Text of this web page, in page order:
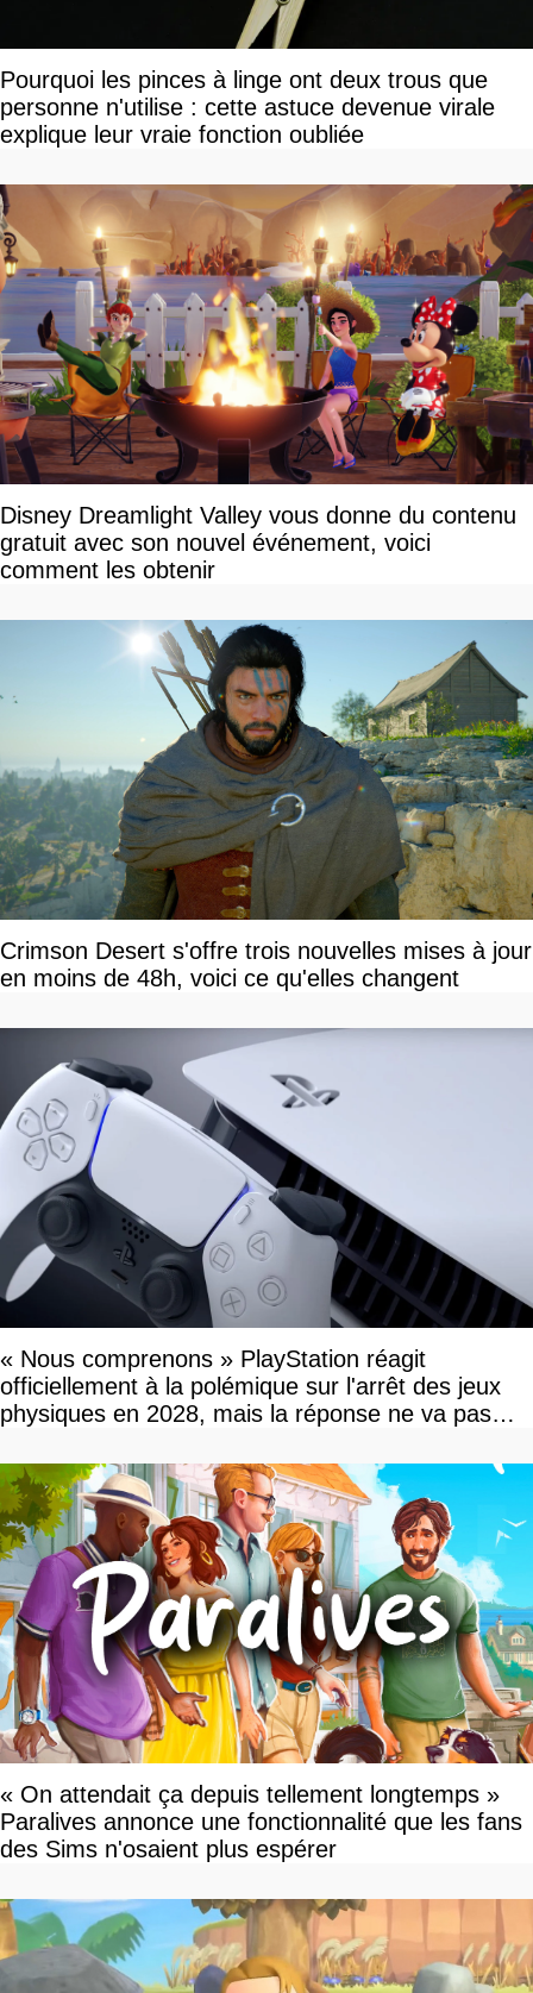
Pourquoi les pinces à linge ont deux trous que
personne n'utilise : cette astuce devenue virale
explique leur vraie fonction oubliée
Disney Dreamlight Valley vous donne du contenu
gratuit avec son nouvel événement, voici
comment les obtenir
Crimson Desert s'offre trois nouvelles mises à jour
en moins de 48h, voici ce qu'elles changent
« Nous comprenons » PlayStation réagit
officiellement à la polémique sur l'arrêt des jeux
physiques en 2028, mais la réponse ne va pas
« On attendait ça depuis tellement longtemps »
Paralives annonce une fonctionnalité que les fans
des Sims n'osaient plus espérer